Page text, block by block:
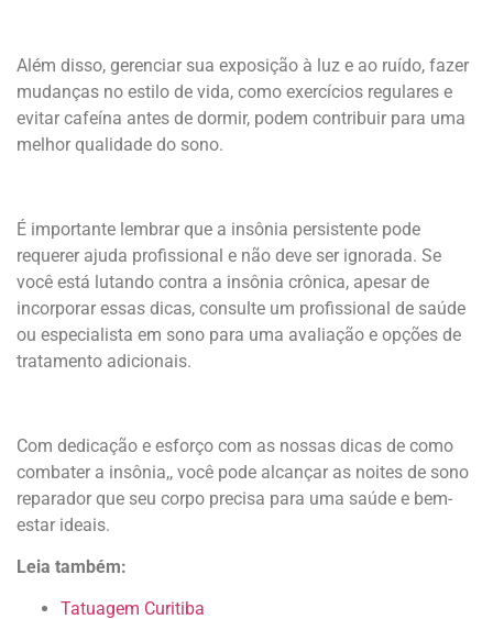
Além disso, gerenciar sua exposição à luz e ao ruído, fazer
mudanças no estilo de vida, como exercícios regulares e
evitar cafeína antes de dormir, podem contribuir para uma
melhor qualidade do sono.
É importante lembrar que a insônia persistente pode
requerer ajuda profissional e não deve ser ignorada. Se
você está lutando contra a insônia crônica, apesar de
incorporar essas dicas, consulte um profissional de saúde
ou especialista em sono para uma avaliação e opções de
tratamento adicionais.
Com dedicação e esforço com as nossas dicas de como
combater a insônia,, você pode alcançar as noites de sono
reparador que seu corpo precisa para uma saúde e bem-
estar ideais.
Leia também:
Tatuagem Curitiba